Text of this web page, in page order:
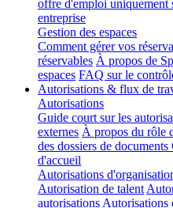
offre d'emploi uniquement
entreprise
Gestion des espaces
Comment gérer vos
réservables À propos de
espaces FAQ sur le
Autorisations & flux de
Autorisations
Guide court sur les
externes À propos du rôle
des dossiers de documents
d'accueil
Autorisations
Autorisation de talent
autorisations Autorisations